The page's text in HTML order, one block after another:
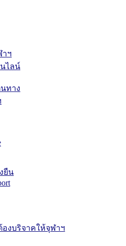
ฯ
ไลน์
ทาง
ยืน
องบริจาคให้จุฬาฯ